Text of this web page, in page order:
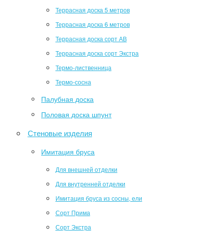
Террасная доска 5 метров
Террасная доска 6 метров
Террасная доска сорт АВ
Террасная доска сорт Экстра
Термо-лиственница
Термо-сосна
Палубная доска
Половая доска шпунт
Стеновые изделия
Имитация бруса
Для внешней отделки
Для внутренней отделки
Имитация бруса из сосны, ели
Сорт Прима
Сорт Экстра